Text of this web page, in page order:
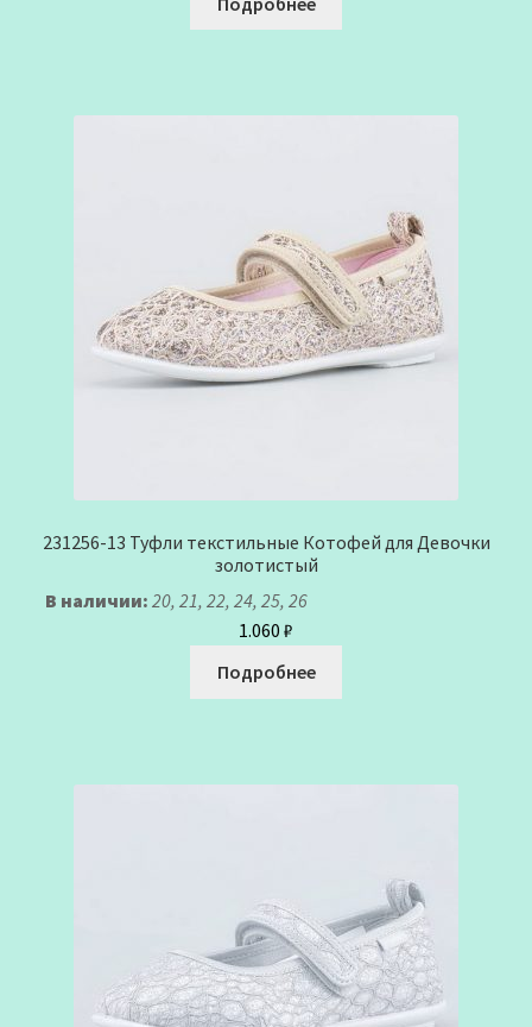
231256-13 Туфли текстильные Котофей для Девочки
золотистый
В наличии: 20, 21, 22, 24, 25, 26
1.060 ₽
Подробнее